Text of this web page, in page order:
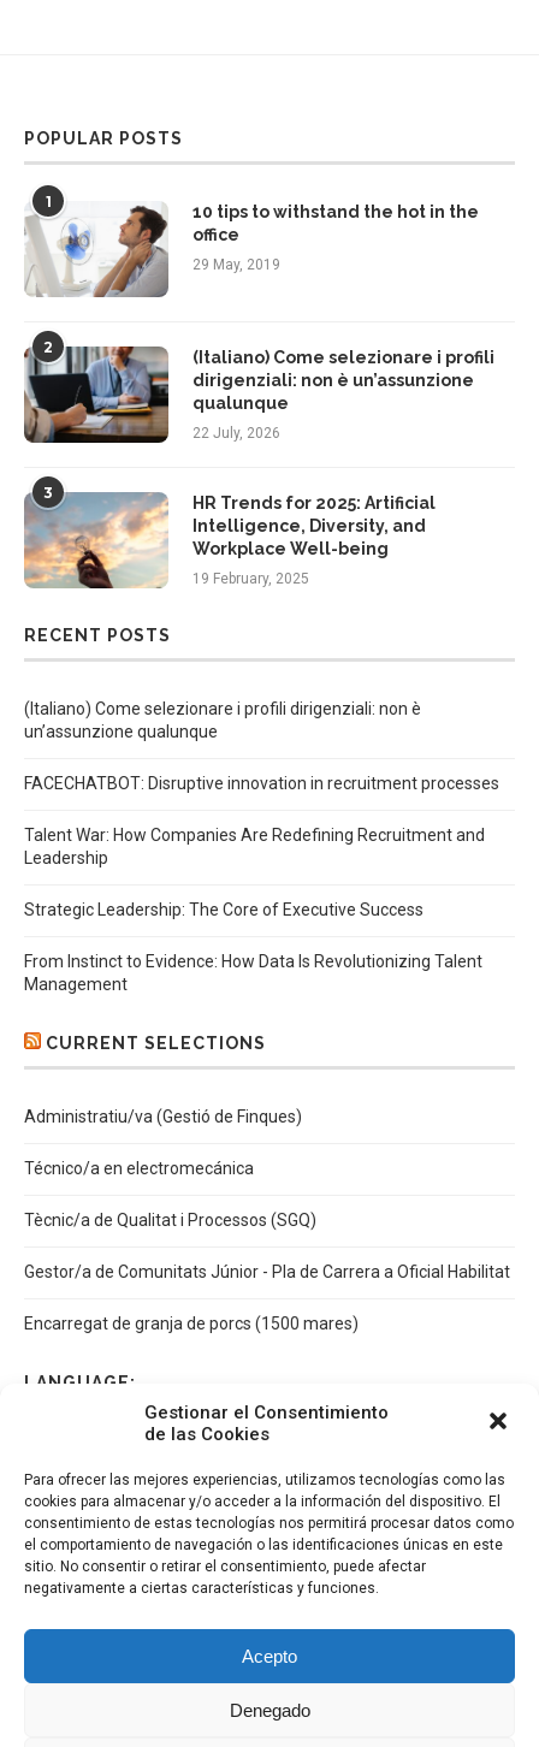
Gestionar el Consentimiento
de las Cookies
Para ofrecer las mejores experiencias, utilizamos tecnologías como las
cookies para almacenar y/o acceder a la información del dispositivo. El
consentimiento de estas tecnologías nos permitirá procesar datos como
el comportamiento de navegación o las identificaciones únicas en este
sitio. No consentir o retirar el consentimiento, puede afectar
negativamente a ciertas características y funciones.
Acepto
Denegado
POPULAR POSTS
1
10 tips to withstand the hot in the
office
29 May, 2019
2
(Italiano) Come selezionare i profili
dirigenziali: non è un’assunzione
qualunque
22 July, 2026
3
HR Trends for 2025: Artificial
Intelligence, Diversity, and
Workplace Well-being
19 February, 2025
RECENT POSTS
(Italiano) Come selezionare i profili dirigenziali: non è
un’assunzione qualunque
FACECHATBOT: Disruptive innovation in recruitment processes
Talent War: How Companies Are Redefining Recruitment and
Leadership
Strategic Leadership: The Core of Executive Success
From Instinct to Evidence: How Data Is Revolutionizing Talent
Management
CURRENT SELECTIONS
Administratiu/va (Gestió de Finques)
Técnico/a en electromecánica
Tècnic/a de Qualitat i Processos (SGQ)
Gestor/a de Comunitats Júnior - Pla de Carrera a Oficial Habilitat
Encarregat de granja de porcs (1500 mares)
LANGUAGE: